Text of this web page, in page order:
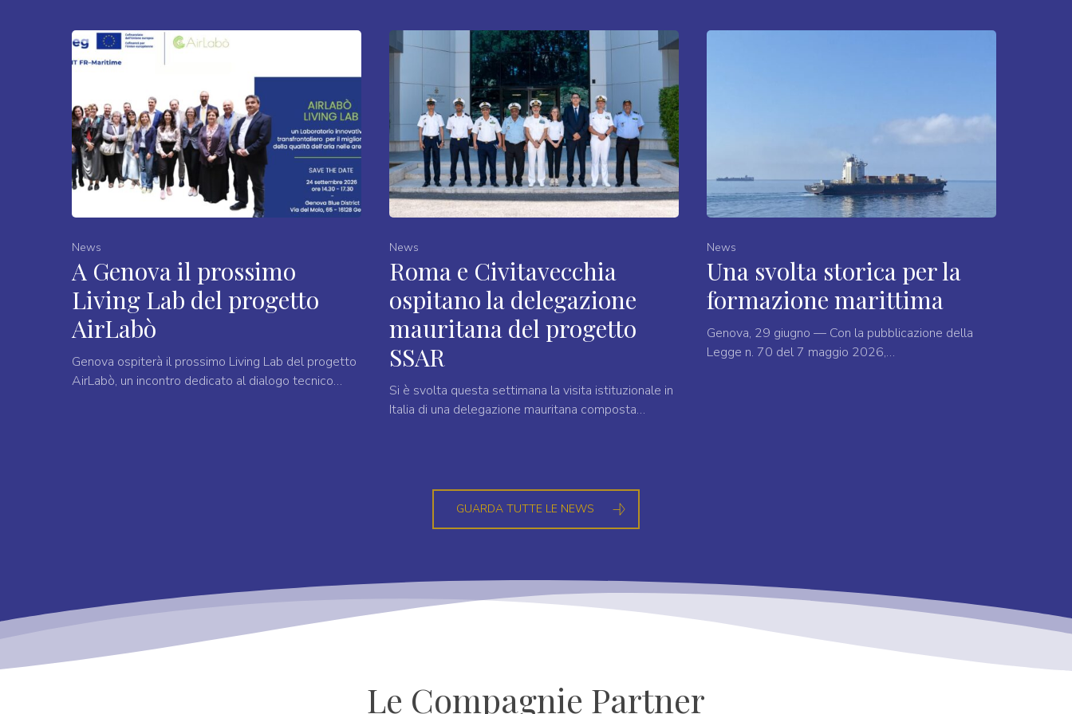
News
A Genova il prossimo
Living Lab del progetto
AirLabò
Genova ospiterà il prossimo Living Lab del progetto
AirLabò, un incontro dedicato al dialogo tecnico…
News
Roma e Civitavecchia
ospitano la delegazione
mauritana del progetto
SSAR
Si è svolta questa settimana la visita istituzionale in
Italia di una delegazione mauritana composta…
News
Una svolta storica per la
formazione marittima
Genova, 29 giugno — Con la pubblicazione della
Legge n. 70 del 7 maggio 2026,…
GUARDA TUTTE LE NEWS
Le Compagnie Partner